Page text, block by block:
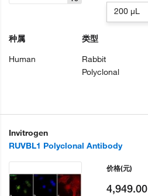
种属
Human
类型
Rabbit
Polyclonal
200 µL
Invitrogen
RUVBL1 Polyclonal Antibody
价格(元)
4,949.00